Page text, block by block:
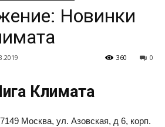
Новинки
0
360
Климата
Москва, ул. Азовская, д 6, корп.